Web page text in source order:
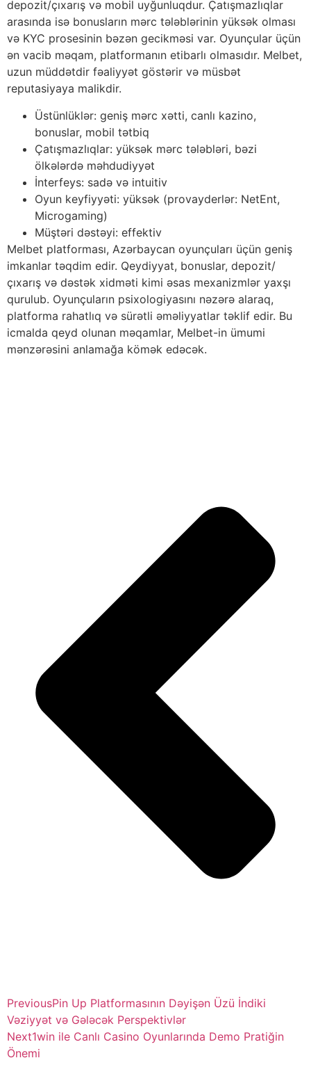
depozit/çıxarış və mobil uyğunluqdur. Çatışmazlıqlar
arasında isə bonusların mərc tələblərinin yüksək olması
və KYC prosesinin bəzən gecikməsi var. Oyunçular üçün
ən vacib məqam, platformanın etibarlı olmasıdır. Melbet,
uzun müddətdir fəaliyyət göstərir və müsbət
reputasiyaya malikdir.
Üstünlüklər: geniş mərc xətti, canlı kazino,
bonuslar, mobil tətbiq
Çatışmazlıqlar: yüksək mərc tələbləri, bəzi
ölkələrdə məhdudiyyət
İnterfeys: sadə və intuitiv
Oyun keyfiyyəti: yüksək (provayderlər: NetEnt,
Microgaming)
Müştəri dəstəyi: effektiv
Melbet platforması, Azərbaycan oyunçuları üçün geniş
imkanlar təqdim edir. Qeydiyyat, bonuslar, depozit/
çıxarış və dəstək xidməti kimi əsas mexanizmlər yaxşı
qurulub. Oyunçuların psixologiyasını nəzərə alaraq,
platforma rahatlıq və sürətli əməliyyatlar təklif edir. Bu
icmalda qeyd olunan məqamlar, Melbet-in ümumi
mənzərəsini anlamağa kömək edəcək.
PreviousPin Up Platformasının Dəyişən Üzü İndiki
Vəziyyət və Gələcək Perspektivlər
Next1win ile Canlı Casino Oyunlarında Demo Pratiğin
Önemi